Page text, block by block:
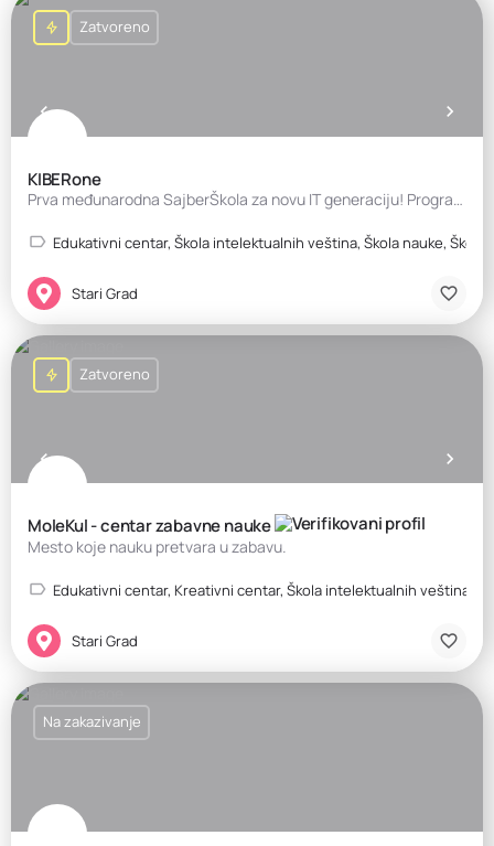
KIBERone
Prva međunarodna SajberŠkola za novu IT generaciju! Programiranje za decu
Edukativni centar, Škola intelektualnih veština, Škola nauke,
Zatvoreno
Stari Grad
MoleKul - centar zabavne nauke
Mesto koje nauku pretvara u zabavu.
Edukativni centar, Kreativni centar, Škola intelektualnih veština,
Zatvoreno
Stari Grad
Na zakazivanje